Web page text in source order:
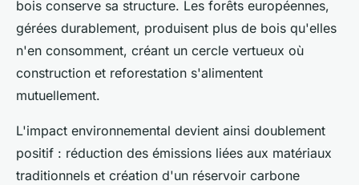
bois conserve sa structure. Les forêts européennes,
gérées durablement, produisent plus de bois qu'elles
n'en consomment, créant un cercle vertueux où
construction et reforestation s'alimentent
mutuellement.
L'impact environnemental devient ainsi doublement
positif : réduction des émissions liées aux matériaux
traditionnels et création d'un réservoir carbone